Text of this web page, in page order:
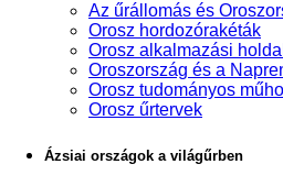
Az űrállomás és
Orosz hordozórakéták
Orosz alkalmazási
Oroszország és a
Orosz tudományos
Orosz űrtervek
Ázsiai országok a világűrben